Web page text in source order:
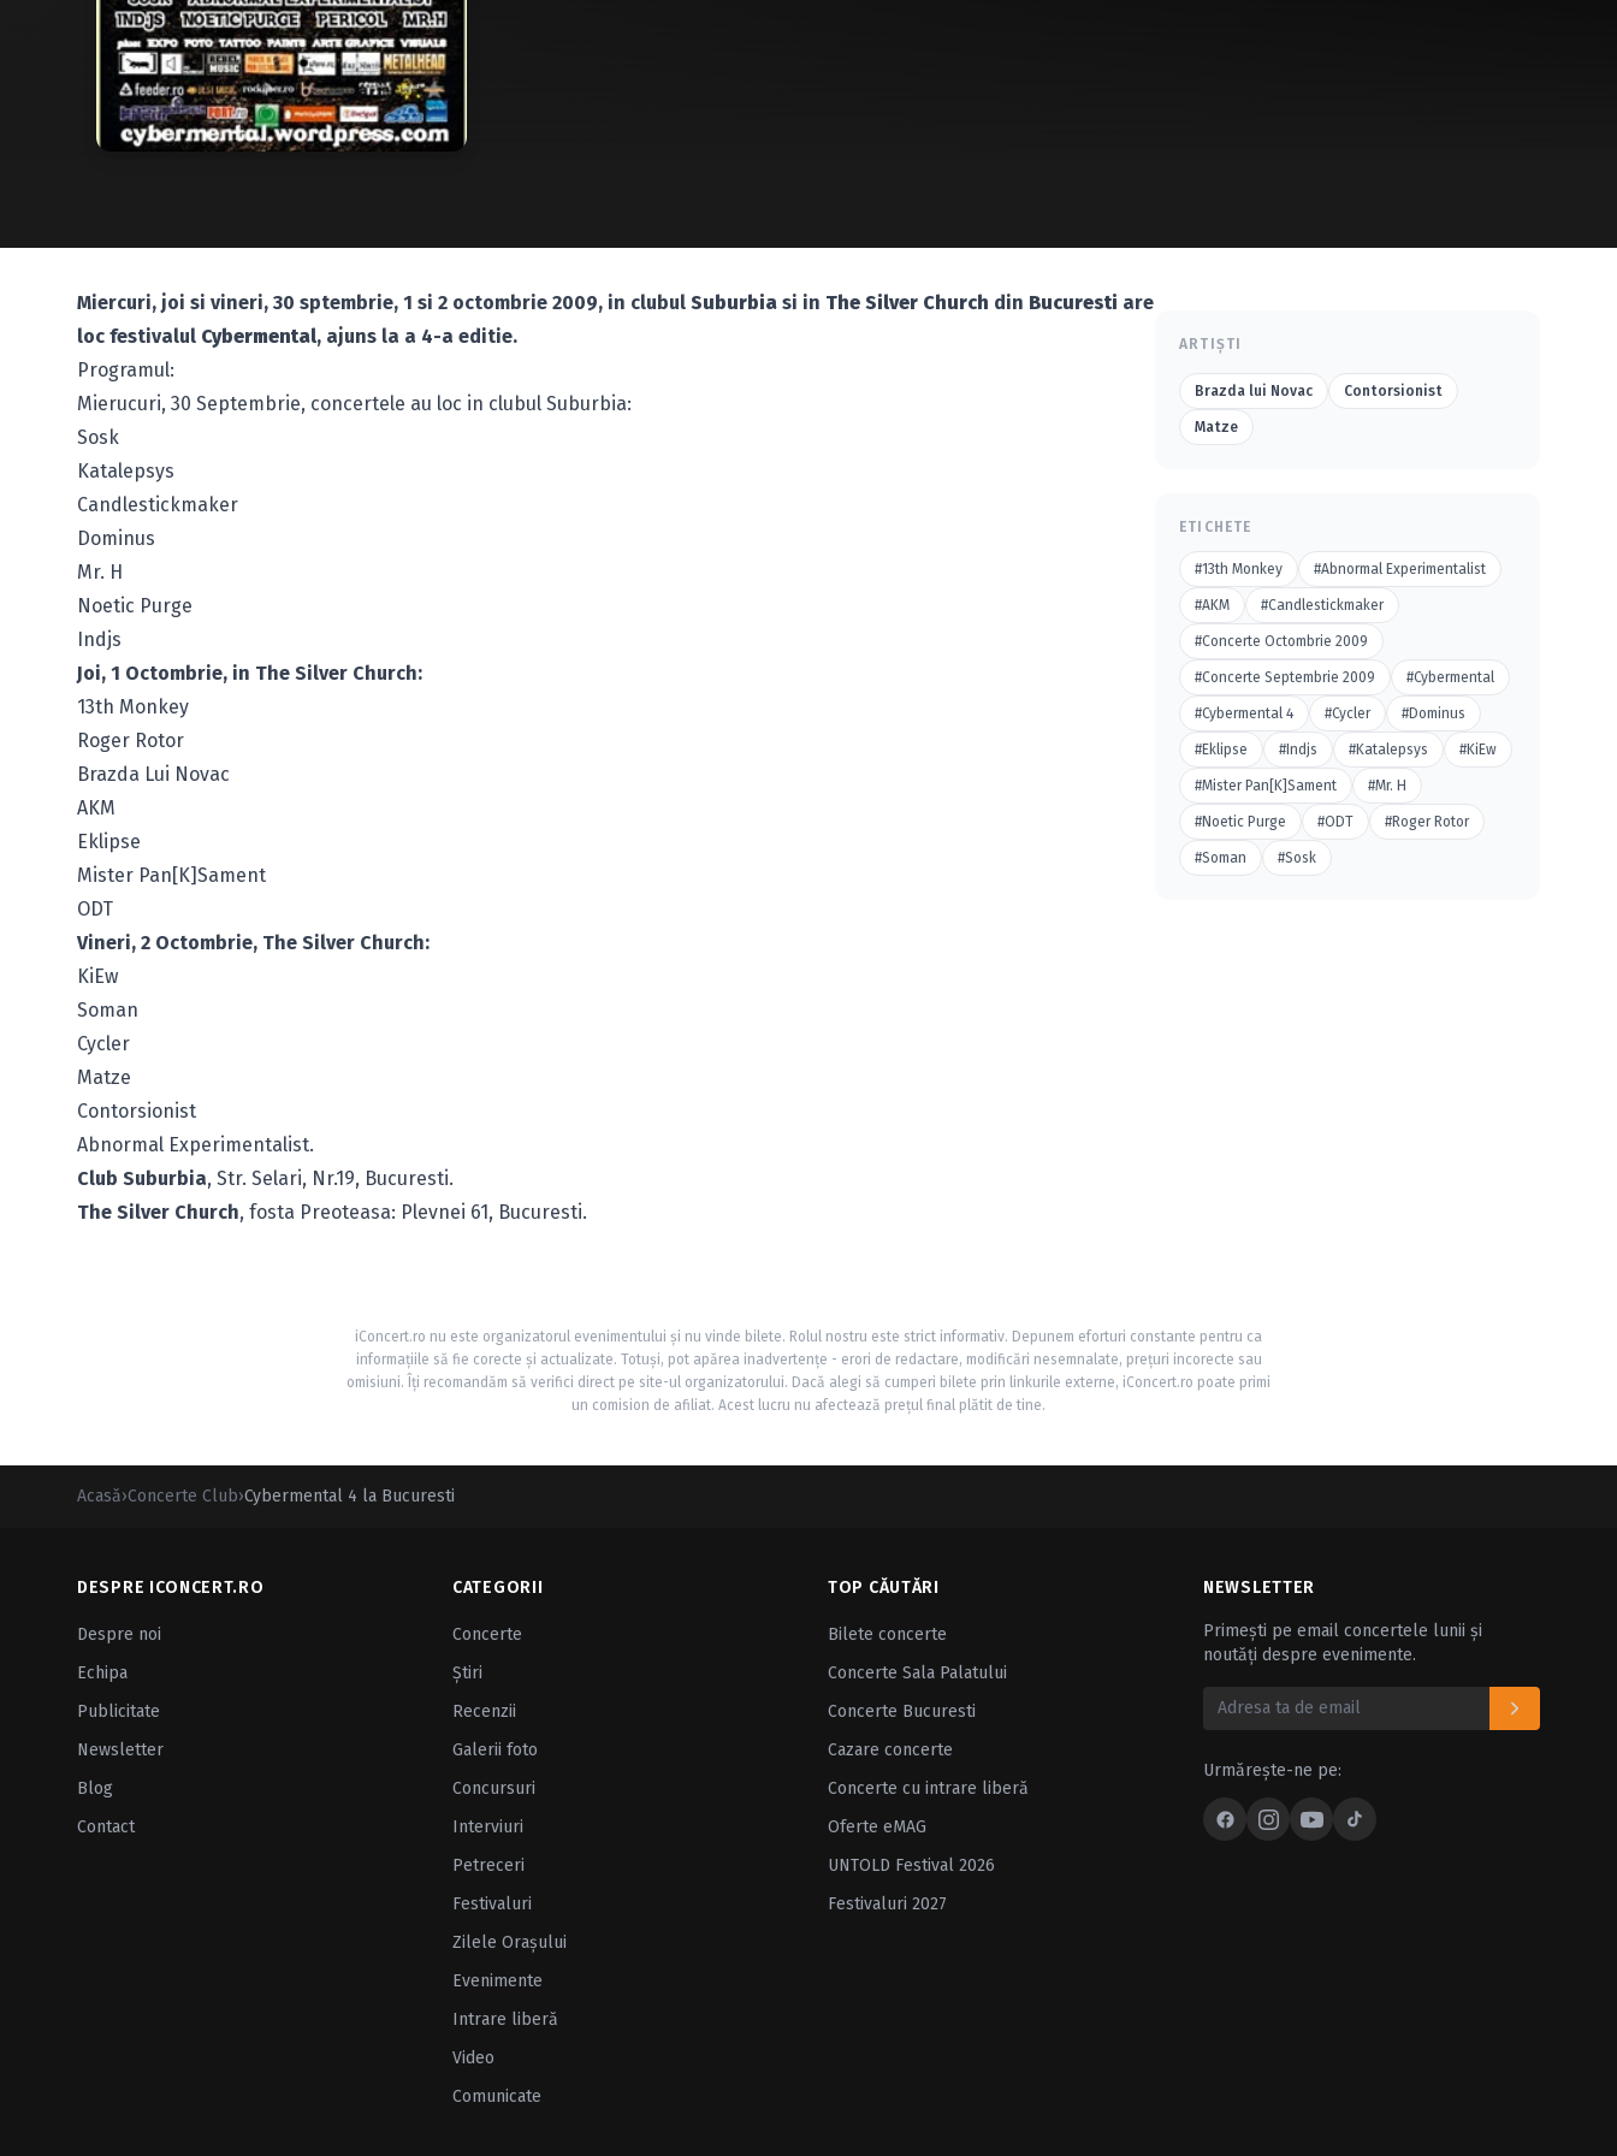
Miercuri, joi si vineri, 30 sptembrie, 1 si 2 octombrie 2009, in clubul Suburbia si in The Silver Church din Bucuresti are
loc festivalul Cybermental, ajuns la a 4-a editie.
Programul:
Mierucuri, 30 Septembrie, concertele au loc in clubul Suburbia:
Sosk
Katalepsys
Candlestickmaker
Dominus
Mr. H
Noetic Purge
Indjs
Joi, 1 Octombrie, in The Silver Church:
13th Monkey
Roger Rotor
Brazda Lui Novac
AKM
Eklipse
Mister Pan[K]Sament
ODT
Vineri, 2 Octombrie, The Silver Church:
KiEw
Soman
Cycler
Matze
Contorsionist
Abnormal Experimentalist.
Club Suburbia, Str. Selari, Nr.19, Bucuresti.
The Silver Church, fosta Preoteasa: Plevnei 61, Bucuresti.
ARTIȘTI
Brazda lui Novac Contorsionist
Matze
ETICHETE
#13th Monkey #Abnormal Experimentalist
#AKM #Candlestickmaker
#Concerte Octombrie 2009
#Concerte Septembrie 2009 #Cybermental
#Cybermental 4 #Cycler #Dominus
#Eklipse #Indjs #Katalepsys #KiEw
#Mister Pan[K]Sament #Mr. H
#Noetic Purge #ODT #Roger Rotor
#Soman #Sosk
iConcert.ro nu este organizatorul evenimentului și nu vinde bilete. Rolul nostru este strict informativ. Depunem eforturi constante pentru ca
informațiile să fie corecte și actualizate. Totuși, pot apărea inadvertențe - erori de redactare, modificări nesemnalate, prețuri incorecte sau
omisiuni. Îți recomandăm să verifici direct pe site-ul organizatorului. Dacă alegi să cumperi bilete prin linkurile externe, iConcert.ro poate primi
un comision de afiliat. Acest lucru nu afectează prețul final plătit de tine.
Acasă›Concerte Club›Cybermental 4 la Bucuresti
DESPRE ICONCERT.RO
Despre noi
Echipa
Publicitate
Newsletter
Blog
Contact
CATEGORII
Concerte
Ştiri
Recenzii
Galerii foto
Concursuri
Interviuri
Petreceri
Festivaluri
Zilele Oraşului
Evenimente
Intrare liberă
Video
Comunicate
TOP CĂUTĂRI
Bilete concerte
Concerte Sala Palatului
Concerte Bucuresti
Cazare concerte
Concerte cu intrare liberă
Oferte eMAG
UNTOLD Festival 2026
Festivaluri 2027
NEWSLETTER
Primești pe email concertele lunii și
noutăți despre evenimente.
Urmărește-ne pe: